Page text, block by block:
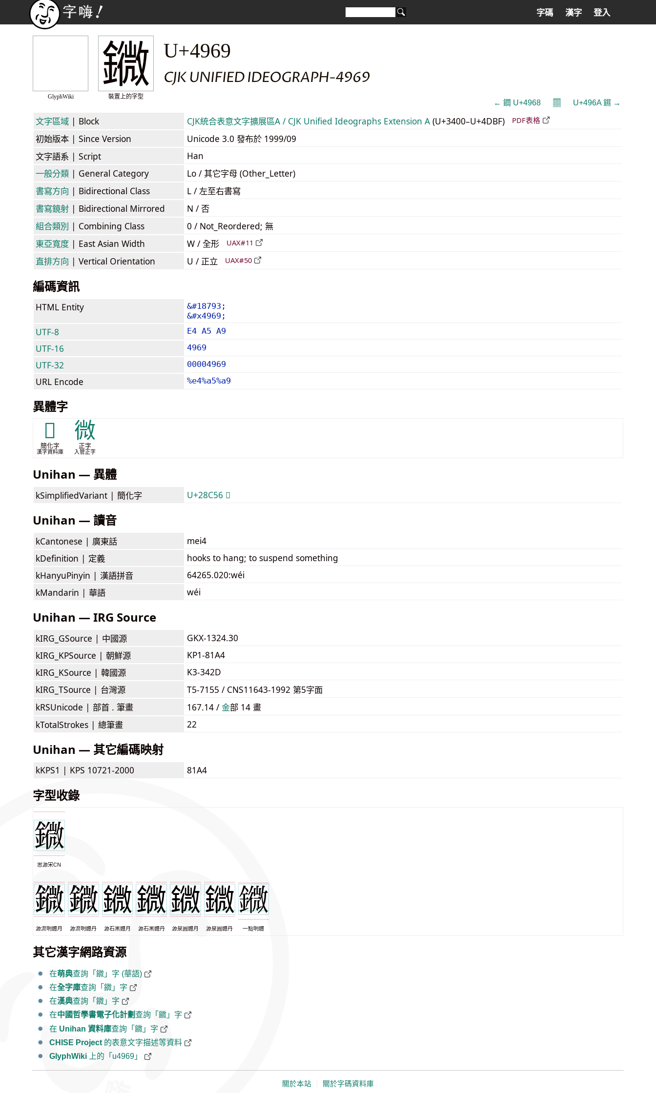
字碼 漢字 登入
GlyphWiki
䥩
裝置上的字型
U+4969
CJK UNIFIED IDEOGRAPH-4969
← 䥨 U+4968 𝄜 U+496A 䥪 →
文字區域 | Block CJK統合表意文字擴展區A / CJK Unified Ideographs Extension A (U+3400–U+4DBF) PDF表格
初始版本 | Since Version
Unicode 3.0 發布於 1999/09
文字語系 | Script
Han
一般分類 | General Category
Lo / 其它字母 (Other_Letter)
書寫方向 | Bidirectional Class
L / 左至右書寫
書寫鏡射 | Bidirectional Mirrored
N / 否
組合類別 | Combining Class
0 / Not_Reordered; 無
東亞寬度 | East Asian Width W / 全形 UAX#11
直排方向 | Vertical Orientation U / 正立 UAX#50
編碼資訊
HTML Entity
&#18793;
&#x4969;
UTF-8 E4 A5 A9
UTF-16 4969
UTF-32 00004969
URL Encode %e4%a5%a9
異體字
𨱖
簡化字
漢字資料庫
微
正字
入管正字
Unihan — 異體
kSimplifiedVariant | 簡化字 U+28C56 𨱖
Unihan — 讀音
kCantonese | 廣東話
mei4
kDefinition | 定義
hooks to hang; to suspend something
kHanyuPinyin | 漢語拼音
64265.020:wéi
kMandarin | 華語 wéi
Unihan — IRG Source
kIRG_GSource | 中國源
GKX-1324.30
kIRG_KPSource | 朝鮮源
KP1-81A4
kIRG_KSource | 韓國源
K3-342D
kIRG_TSource | 台灣源
T5-7155 / CNS11643-1992 第5字面
kRSUnicode | 部首 . 筆畫 167.14 /⾦部 14 畫
kTotalStrokes | 總筆畫 22
Unihan — 其它編碼映射
kKPS1 | KPS 10721-2000 81A4
字型收錄
思源宋CN
源流明體月 源流明體丹 源石黑體月 源石黑體丹 源泉圓體月 源泉圓體丹 一點明體
其它漢字網路資源
在萌典查詢「䥩」字 (華語)
在全字庫查詢「䥩」字
在漢典查詢「䥩」字
在中國哲學書電子化計劃 查詢「䥩」字
在 Unihan 資料庫查詢「䥩」字
CHISE Project 的表意文字描述等資料
GlyphWiki 上的「u4969」
關於本站 關於字碼資料庫